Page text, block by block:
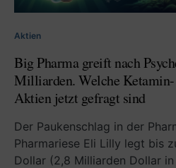
Aktien
Big Pharma greift nach
Milliarden. Welche Ketamin-
Aktien jetzt gefragt sind
Der Paukenschlag in der
Pharmariese Eli Lilly legt bis
Dollar (2,8 Milliarden Dollar